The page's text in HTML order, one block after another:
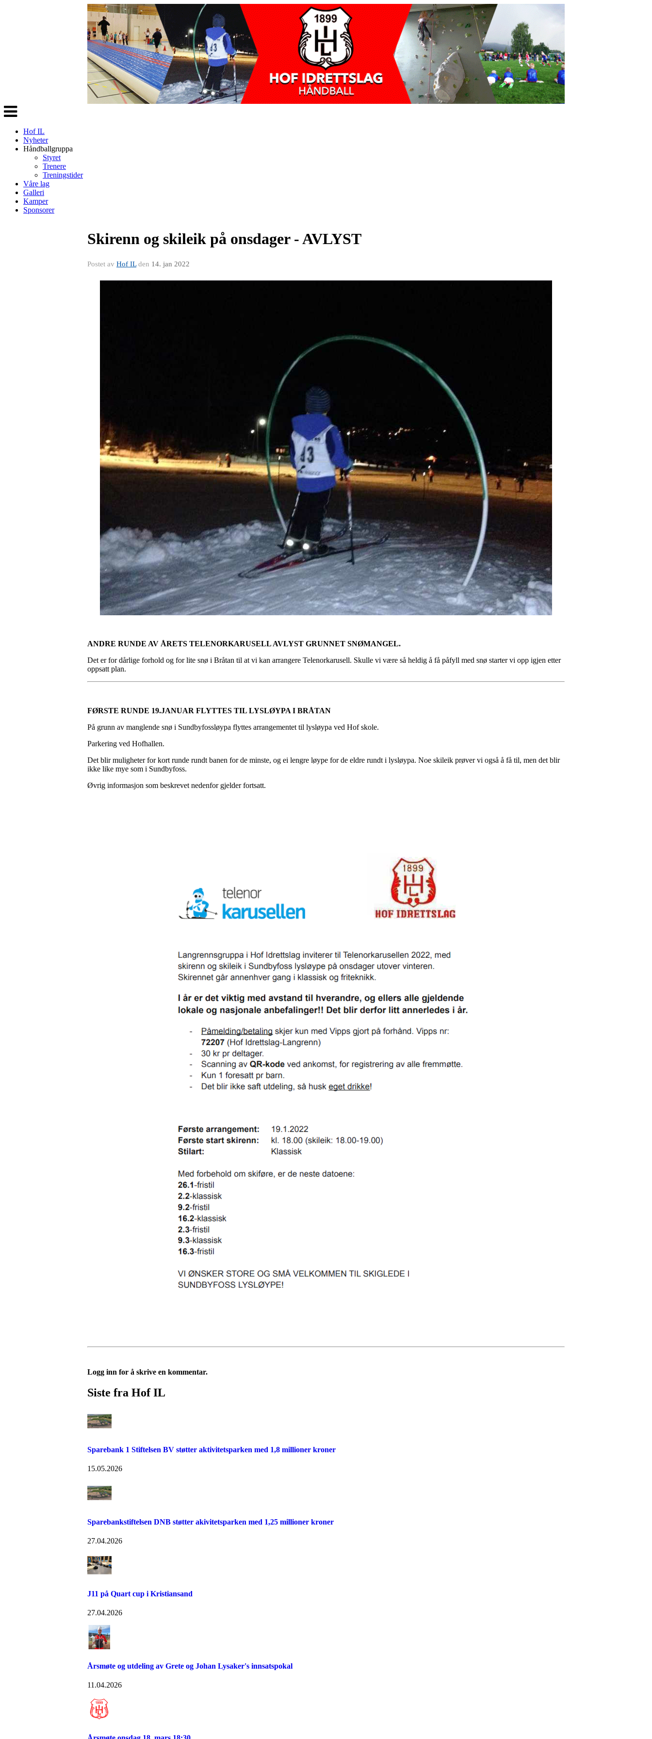
Veksle
navigasjon
Hof IL
Nyheter
Håndballgruppa
Styret
Trenere
Treningstider
Våre lag
Galleri
Kamper
Sponsorer
Skirenn og skileik på onsdager - AVLYST
Postet av Hof ILden 14. jan 2022
ANDRE RUNDE AV ÅRETS TELENORKARUSELL AVLYST GRUNNET SNØMANGEL.
Det er for dårlige forhold og for lite snø i Bråtan til at vi kan arrangere Telenorkarusell. Skulle vi være så heldig å få påfyll med snø starter vi opp igjen etter
oppsatt plan.
FØRSTE RUNDE 19.JANUAR FLYTTES TIL LYSLØYPA I BRÅTAN
På grunn av manglende snø i Sundbyfossløypa flyttes arrangementet til lysløypa ved Hof skole.
Parkering ved Hofhallen.
Det blir muligheter for kort runde rundt banen for de minste, og ei lengre løype for de eldre rundt i lysløypa. Noe skileik prøver vi også å få til, men det blir
ikke like mye som i Sundbyfoss.
Øvrig informasjon som beskrevet nedenfor gjelder fortsatt.
Logg inn for å skrive en kommentar.
Siste fra Hof IL
Sparebank 1 Stiftelsen BV støtter aktivitetsparken med 1,8 millioner kroner
15.05.2026
Sparebankstiftelsen DNB støtter akivitetsparken med 1,25 millioner kroner
27.04.2026
J11 på Quart cup i Kristiansand
27.04.2026
Årsmøte og utdeling av Grete og Johan Lysaker's innsatspokal
11.04.2026